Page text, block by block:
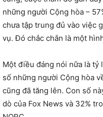
những người Cộng hòa –
chưa tập trung đủ vào việc
vụ. Đó chắc chắn là một
Một điều đáng nói nữa là
số những người Cộng hòa
cũng đã tăng lên. Con số
dò của Fox News và 32%